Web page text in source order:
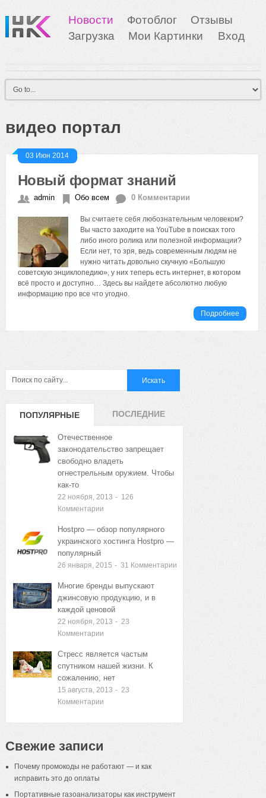
Новости Фотоблог
Отзывы
Загрузка
Мои Картинки Вход
видео портал
03 Июн 2014
Новый формат знаний
admin Обо всем 0 Комментарии
Вы считаете себя любознательным человеком?
Вы часто заходите на YouTube в поисках того
либо иного ролика или полезной информации?
Если нет, то зря, ведь современным людям не
нужно читать довольно скучную «Большую
советскую энциклопедию», у них теперь есть интернет, в котором
всё просто и доступно… Здесь вы найдете абсолютно любую
информацию про все что угодно.
Подробнее
ПОПУЛЯРНЫЕ
ЗАПИСИ
ПОСЛЕДНИЕ
Отечественное
законодательство запрещает
свободно владеть
огнестрельным оружием. Чтобы
как-то
22 ноября, 2013 - 126
Комментарии
Hostpro — обзор популярного
украинского хостинга Hostpro —
популярный
26 января, 2015 - 31 Комментарии
Многие бренды выпускают
джинсовую продукцию, и в
каждой ценовой
22 ноября, 2013 - 23
Комментарии
Стресс является частым
спутником нашей жизни. К
сожалению, нет
15 августа, 2013 - 23
Комментарии
Свежие записи
Почему промокоды не работают — и как
исправить это до оплаты
Портативные газоанализаторы как инструмент